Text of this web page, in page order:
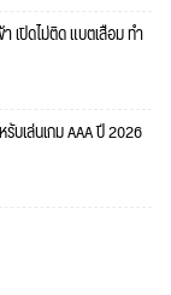
เปิดไม่ติด แบตเสื่อม ทำ
บเล่นเกม AAA ปี 2026